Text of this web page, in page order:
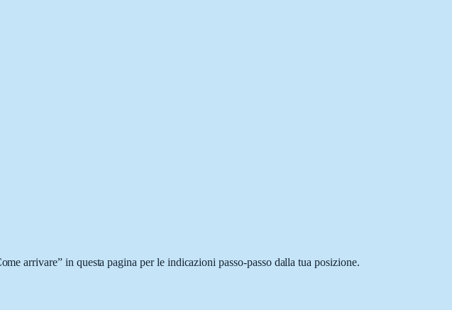
arrivare” in questa pagina per le indicazioni passo-passo dalla tua posizione.